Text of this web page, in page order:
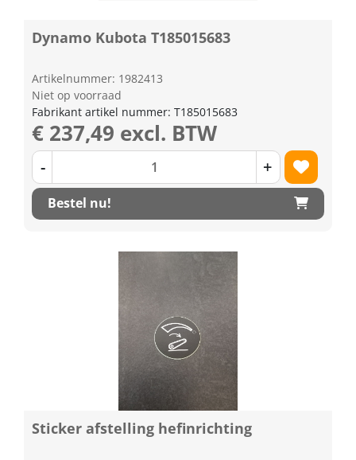
Dynamo Kubota T185015683
Artikelnummer: 1982413
Niet op voorraad
Fabrikant artikel nummer: T185015683
€ 237,49 excl. BTW
- +
Bestel nu!
Sticker afstelling hefinrichting